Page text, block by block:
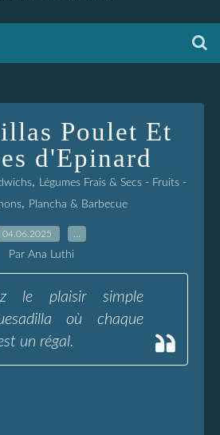
Poulet Et
d'Epinard
, Légumes Frais & Secs - Fruits -
, Plancha & Barbecue
04.06.2025
Par Ana Luthi
le plaisir simple
où chaque
un régal.